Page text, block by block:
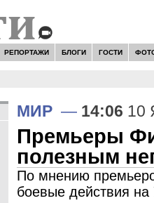
РЕПОРТАЖИ БЛОГИ ГОСТИ
МИР — 14:06 10
Премьеры
полезным
По мнению
боевые действия